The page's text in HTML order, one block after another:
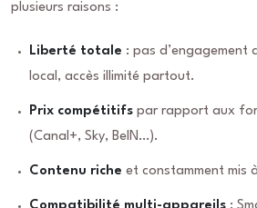
plusieurs raisons :
Liberté totale : pas d’engagement
local, accès illimité partout.
Prix compétitifs par rapport aux
(Canal+, Sky, BeIN…).
Contenu riche et constamment mis